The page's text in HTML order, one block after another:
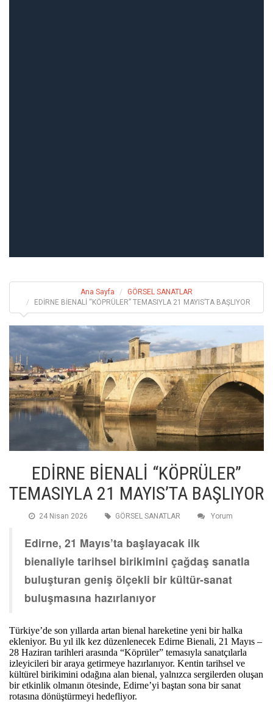
Ana Sayfa
GÖRSEL SANATLAR
EDİRNE BİENALİ “KÖPRÜLER” TEMASIYLA 21 MAYIS’TA BAŞLIYOR
EDİRNE BİENALİ “KÖPRÜLER”
TEMASIYLA 21 MAYIS’TA BAŞLIYOR
24 Nisan 2026 GÖRSEL SANATLAR Yorum
Edirne, 21 Mayıs’ta başlayacak ilk
bienaliyle tarihsel birikimini çağdaş sanatla
buluşturan geniş ölçekli bir kültür-sanat
buluşmasına hazırlanıyor
Türkiye’de son yıllarda artan bienal hareketine yeni bir halka
ekleniyor. Bu yıl ilk kez düzenlenecek Edirne Bienali, 21 Mayıs –
28 Haziran tarihleri arasında “Köprüler” temasıyla sanatçılarla
izleyicileri bir araya getirmeye hazırlanıyor. Kentin tarihsel ve
kültürel birikimini odağına alan bienal, yalnızca sergilerden oluşan
bir etkinlik olmanın ötesinde, Edirne’yi baştan sona bir sanat
rotasına dönüştürmeyi hedefliyor.